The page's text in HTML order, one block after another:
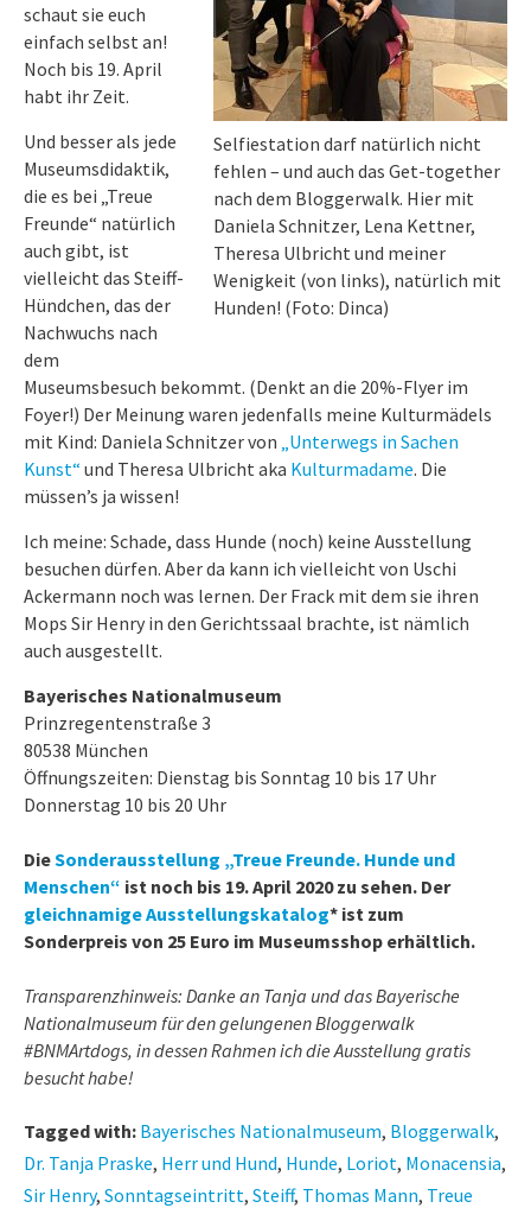
Selfiestation darf natürlich nicht
fehlen – und auch das Get-together
nach dem Bloggerwalk. Hier mit
Daniela Schnitzer, Lena Kettner,
Theresa Ulbricht und meiner
Wenigkeit (von links), natürlich mit
Hunden! (Foto: Dinca)
schaut sie euch
einfach selbst an!
Noch bis 19. April
habt ihr Zeit.
Und besser als jede
Museumsdidaktik,
die es bei „Treue
Freunde“ natürlich
auch gibt, ist
vielleicht das Steiff-
Hündchen, das der
Nachwuchs nach
dem
Museumsbesuch bekommt. (Denkt an die 20%-Flyer im
Foyer!) Der Meinung waren jedenfalls meine Kulturmädels
mit Kind: Daniela Schnitzer von „Unterwegs in Sachen
Kunst“ und Theresa Ulbricht aka Kulturmadame. Die
müssen’s ja wissen!
Ich meine: Schade, dass Hunde (noch) keine Ausstellung
besuchen dürfen. Aber da kann ich vielleicht von Uschi
Ackermann noch was lernen. Der Frack mit dem sie ihren
Mops Sir Henry in den Gerichtssaal brachte, ist nämlich
auch ausgestellt.
Bayerisches Nationalmuseum
Prinzregentenstraße 3
80538 München
Öffnungszeiten: Dienstag bis Sonntag 10 bis 17 Uhr
Donnerstag 10 bis 20 Uhr
DieSonderausstellung „Treue Freunde. Hunde und
Menschen“ ist noch bis 19. April 2020 zu sehen. Der
gleichnamige Ausstellungskatalog* ist zum
Sonderpreis von 25 Euro im Museumsshop erhältlich.
Transparenzhinweis: Danke an Tanja und das Bayerische
Nationalmuseum für den gelungenen Bloggerwalk
#BNMArtdogs, in dessen Rahmen ich die Ausstellung gratis
besucht habe!
Tagged with: Bayerisches Nationalmuseum, Bloggerwalk,
Dr. Tanja Praske, Herr und Hund, Hunde, Loriot, Monacensia,
Sir Henry, Sonntagseintritt, Steiff, Thomas Mann, Treue